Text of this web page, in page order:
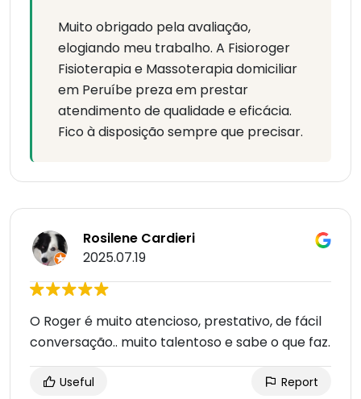
Muito obrigado pela avaliação,
elogiando meu trabalho. A Fisioroger
Fisioterapia e Massoterapia domiciliar
em Peruíbe preza em prestar
atendimento de qualidade e eficácia.
Fico à disposição sempre que precisar.
Rosilene Cardieri
2025.07.19
O Roger é muito atencioso, prestativo, de fácil
conversação.. muito talentoso e sabe o que faz.
Useful Report